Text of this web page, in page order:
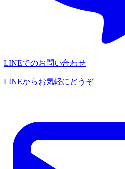
LINEでのお問い合わせ
LINEからお気軽にどうぞ